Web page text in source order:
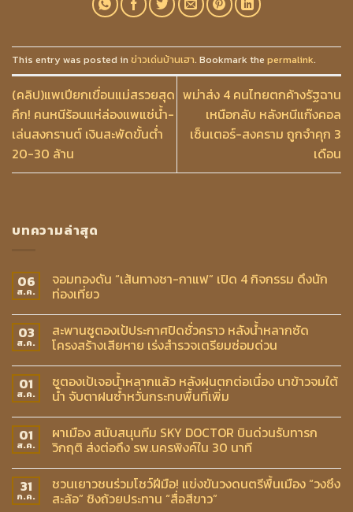
This entry was posted in ข่าวเด่นบ้านเฮา. Bookmark the permalink.
(คลิป)แพเปียกเขื่อนแม่สรวยสุด
คึก! คนหนีร้อนแห่ล่องแพแช่น้ำ-
เล่นสงกรานต์ เงินสะพัดขั้นต่ำ
20-30 ล้าน
พม่าส่ง 4 คนไทยตกค้างรัฐฉาน
เหนือกลับ หลังหนีแก๊งคอล
เซ็นเตอร์-สงคราม ถูกจำคุก 3
เดือน
บทความล่าสุด
06
ส.ค.
จอมทองดัน “เส้นทางชา-กาแฟ” เปิด 4 กิจกรรม ดึงนัก
ท่องเที่ยว
03
ส.ค.
สะพานซูตองเป้ประกาศปิดชั่วคราว หลังน้ำหลากซัด
โครงสร้างเสียหาย เร่งสำรวจเตรียมซ่อมด่วน
01
ส.ค.
ซูตองเป้เจอน้ำหลากแล้ว หลังฝนตกต่อเนื่อง นาข้าวจมใต้
น้ำ จับตาฝนซ้ำหวั่นกระทบพื้นที่เพิ่ม
01
ส.ค.
ผาเมือง สนับสนุนทีม SKY DOCTOR บินด่วนรับทารก
วิกฤติ ส่งต่อถึง รพ.นครพิงค์ใน 30 นาที
31
ก.ค.
ชวนเยาวชนร่วมโชว์ฝีมือ! แข่งขันวงดนตรีพื้นเมือง “วงซึง
สะล้อ” ชิงถ้วยประทาน “สื่อสีขาว”